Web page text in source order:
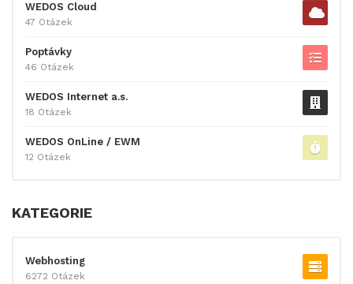
WEDOS Cloud
47 Otázek
Poptávky
46 Otázek
WEDOS Internet a.s.
18 Otázek
WEDOS OnLine / EWM
12 Otázek
KATEGORIE
Webhosting
6272 Otázek